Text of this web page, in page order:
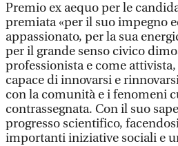
Premio ex aequo per le
premiata «per il suo impegno
appassionato, per la sua
per il grande senso civico
professionista e come
capace di innovarsi e
con la comunità e i fenomeni
contrassegnata. Con il suo
progresso scientifico,
importanti iniziative sociali e